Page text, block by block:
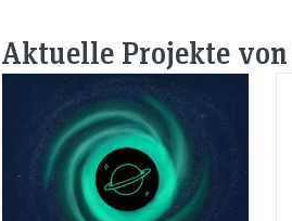
Aktuelle Projekte